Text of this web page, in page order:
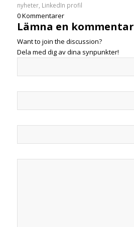
nyheter, LinkedIn profil
0Kommentarer
Lämna en kommentar
Want to join the discussion?
Dela med dig av dina synpunkter!